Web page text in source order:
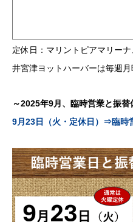
定休日：マリントピアマリー
井宮津ヨットハーバーは毎週月
～2025年9月、臨時営業と振替
9月23日（火・定休日）⇒臨時